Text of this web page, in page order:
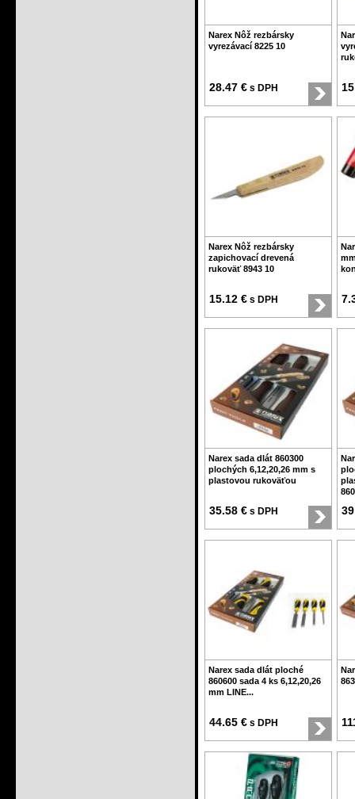
Narex Nôž rezbársky
vyrezávací 8225 10
28.47 € s DPH
Narex Nôž rezbársky
zapichovací drevená
rukoväť 8943 10
15.12 € s DPH
Narex sada dlát 860300
plochých 6,12,20,26 mm s
plastovou rukoväťou
35.58 € s DPH
Narex sada dlát ploché
860600 sada 4 ks 6,12,20,26
mm LINE...
44.65 € s DPH